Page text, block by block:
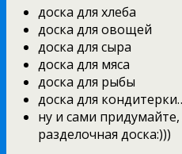
доска для хлеба
доска для овощей
доска для сыра
доска для мяса
доска для рыбы
доска для
ну и сами
разделочная доска:)))